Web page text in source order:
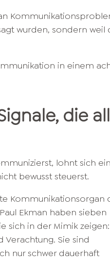
wurden, sondern weil
die
lohnt sich ein
bewusst steuerst.
Kommunikationsorgan
Ekman haben sieben
sich in der Mimik
Verachtung. Sie sind
nur schwer dauerhaft